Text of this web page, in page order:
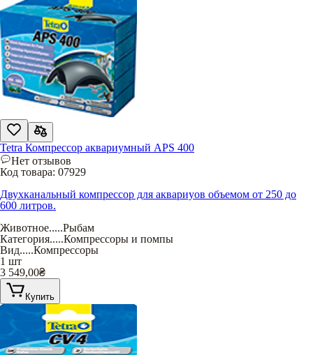
Tetra Компрессор аквариумный APS 400
Нет отзывов
Код товара: 07929
Двухканальный компрессор для аквариуов объемом от 250 до
600 литров.
Животное.....Рыбам
Категория.....Компрессоры и помпы
Вид.....Компрессоры
1 шт
3 549,00₴
Купить